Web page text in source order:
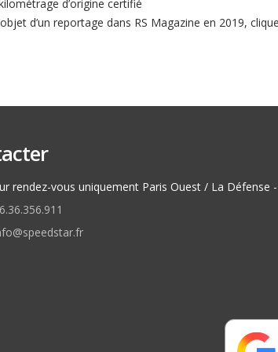
d’origine certifié
d’un reportage dans RS Magazine en 2019,
rendez-vous uniquement Paris Ouest / La Défense